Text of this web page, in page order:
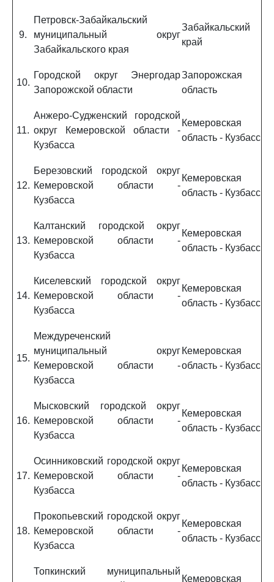
9.
Петровск-Забайкальский
муниципальный округ
Забайкальского края
Забайкальский
край
10.
Городской округ Энергодар
Запорожской области
Запорожская
область
11.
Анжеро-Судженский городской
округ Кемеровской области -
Кузбасса
Кемеровская
область - Кузбасс
12.
Березовский городской округ
Кемеровской области -
Кузбасса
Кемеровская
область - Кузбасс
13.
Калтанский городской округ
Кемеровской области -
Кузбасса
Кемеровская
область - Кузбасс
14.
Киселевский городской округ
Кемеровской области -
Кузбасса
Кемеровская
область - Кузбасс
15.
Междуреченский
муниципальный округ
Кемеровской области -
Кузбасса
Кемеровская
область - Кузбасс
16.
Мысковский городской округ
Кемеровской области -
Кузбасса
Кемеровская
область - Кузбасс
17.
Осинниковский городской округ
Кемеровской области -
Кузбасса
Кемеровская
область - Кузбасс
18.
Прокопьевский городской округ
Кемеровской области -
Кузбасса
Кемеровская
область - Кузбасс
Топкинский муниципальный
Кемеровская